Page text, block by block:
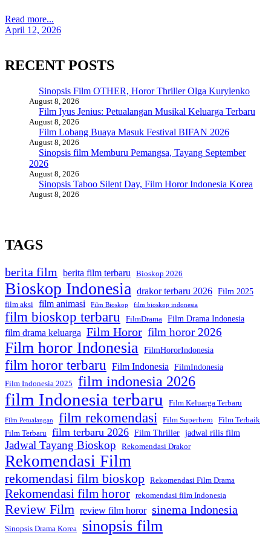
Read more...
April 12, 2026
RECENT POSTS
Sinopsis Film OTHER, Horor Thriller Olga Kurylenko
August 8, 2026
Film Iyus Jenius: Petualangan Musikal Keluarga Terbaru
August 8, 2026
Film Lobang Buaya Masuk Festival BIFAN 2026
August 8, 2026
Sinopsis film Memburu Pemangsa, Tayang September
2026
August 8, 2026
Sinopsis Taboo Silent Day, Film Horor Indonesia Korea
August 8, 2026
TAGS
berita film berita film terbaru Bioskop 2026
Bioskop Indonesia drakor terbaru 2026 Film 2025
film aksi film animasi Film Bioskop film bioskop indonesia
film bioskop terbaru FilmDrama Film Drama Indonesia
film drama keluarga Film Horor film horor 2026
Film horor Indonesia FilmHororIndonesia
film horor terbaru Film Indonesia FilmIndonesia
Film Indonesia 2025 film indonesia 2026
film Indonesia terbaru Film Keluarga Terbaru
Film Petualangan film rekomendasi Film Superhero
Film Terbaik
Film Terbaru
film terbaru 2026 Film Thriller jadwal rilis film
Jadwal Tayang Bioskop Rekomendasi Drakor
Rekomendasi Film
rekomendasi film bioskop Rekomendasi Film Drama
Rekomendasi film horor rekomendasi film Indonesia
Review Film review film horor sinema Indonesia
Sinopsis Drama Korea sinopsis film